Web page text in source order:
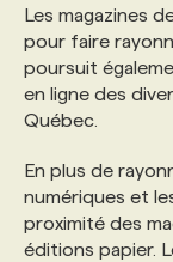
Les magazines
pour faire
poursuit
en ligne des
Québec.
En plus de
numériques et
proximité des
éditions papier.